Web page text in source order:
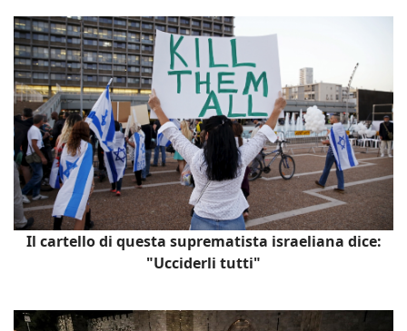
Il cartello di questa suprematista israeliana dice:
"Ucciderli tutti"